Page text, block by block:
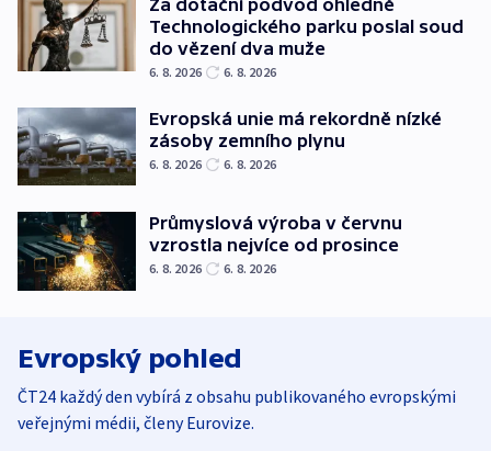
Technologického parku poslal soud
do vězení dva muže
6. 8. 2026 6. 8. 2026
Evropská unie má rekordně nízké
zásoby zemního plynu
6. 8. 2026 6. 8. 2026
Průmyslová výroba v červnu
vzrostla nejvíce od prosince
6. 8. 2026 6. 8. 2026
Evropský pohled
ČT24 každý den vybírá z obsahu publikovaného evropskými
veřejnými médii, členy Eurovize.